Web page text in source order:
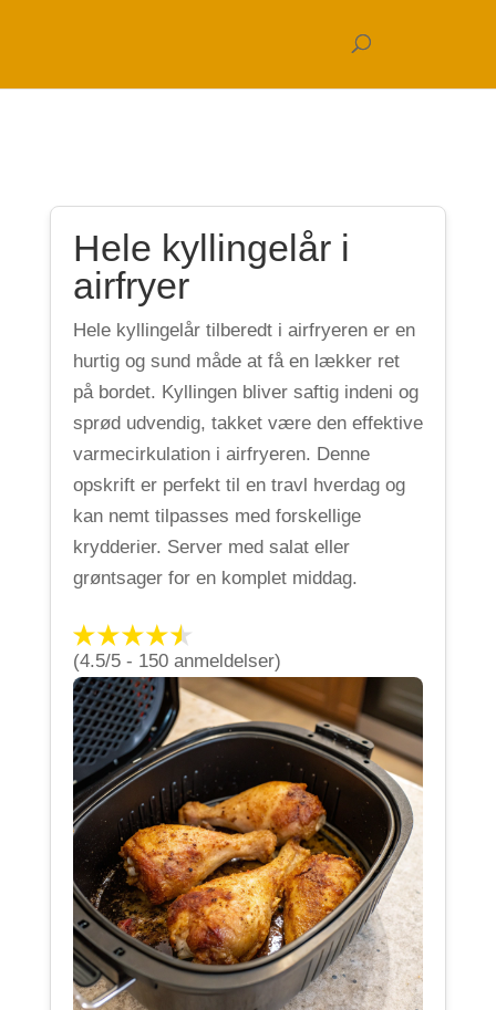
Hele kyllingelår i
airfryer
Hele kyllingelår tilberedt i airfryeren er en
hurtig og sund måde at få en lækker ret
på bordet. Kyllingen bliver saftig indeni og
sprød udvendig, takket være den effektive
varmecirkulation i airfryeren. Denne
opskrift er perfekt til en travl hverdag og
kan nemt tilpasses med forskellige
krydderier. Server med salat eller
grøntsager for en komplet middag.
(4.5/5 - 150 anmeldelser)